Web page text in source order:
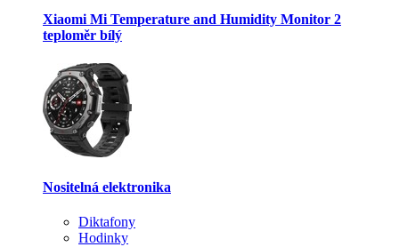
Xiaomi Mi Temperature and Humidity Monitor 2
teploměr bílý
Nositelná elektronika
Diktafony
Hodinky